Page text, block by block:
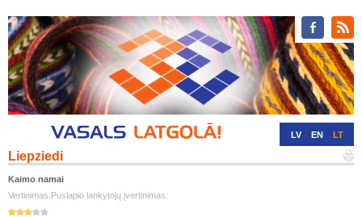
LV EN LT
Liepziedi
Kaimo namai
Vertinimas.Puslapio lankytojų įvertinimas: